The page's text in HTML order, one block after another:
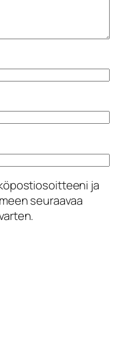
ja
seuraavaa